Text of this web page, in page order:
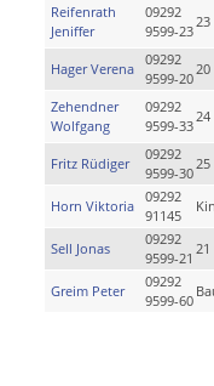
Reifenrath
Jeniffer
09292
9599-23
23
Hager Verena
09292
9599-20
20
Zehendner
Wolfgang
09292
9599-33
24
Fritz Rüdiger
09292
9599-30
25
Horn Viktoria
09292
91145
Sell Jonas
09292
9599-21
21
Greim Peter
09292
9599-60